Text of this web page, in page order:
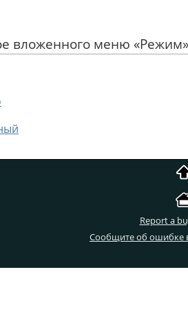
вложенного меню «Режим»
Report a
Сообщите об ошибке